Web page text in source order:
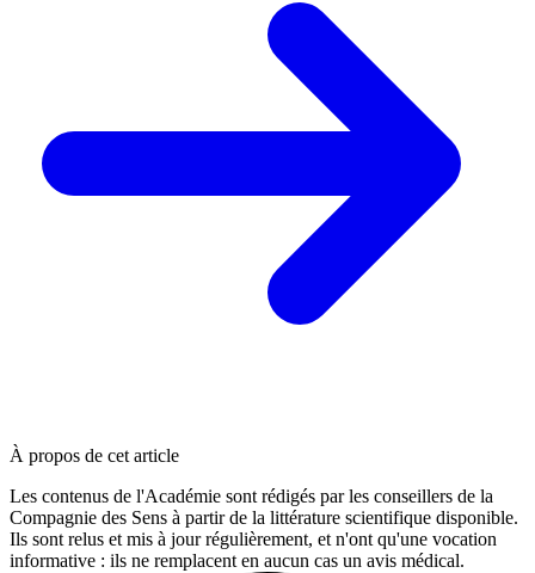
À propos de cet article
Les contenus de l'Académie sont rédigés par les conseillers de la
Compagnie des Sens à partir de la littérature scientifique disponible.
Ils sont relus et mis à jour régulièrement, et n'ont qu'une vocation
informative : ils ne remplacent en aucun cas un avis médical.